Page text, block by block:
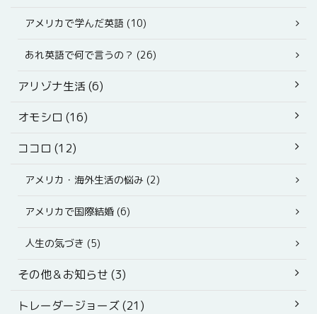
アメリカで学んだ英語 (10)
あれ英語で何で言うの？ (26)
アリゾナ生活 (6)
オモシロ (16)
ココロ (12)
アメリカ・海外生活の悩み (2)
アメリカで国際結婚 (6)
人生の気づき (5)
その他＆お知らせ (3)
トレーダージョーズ (21)